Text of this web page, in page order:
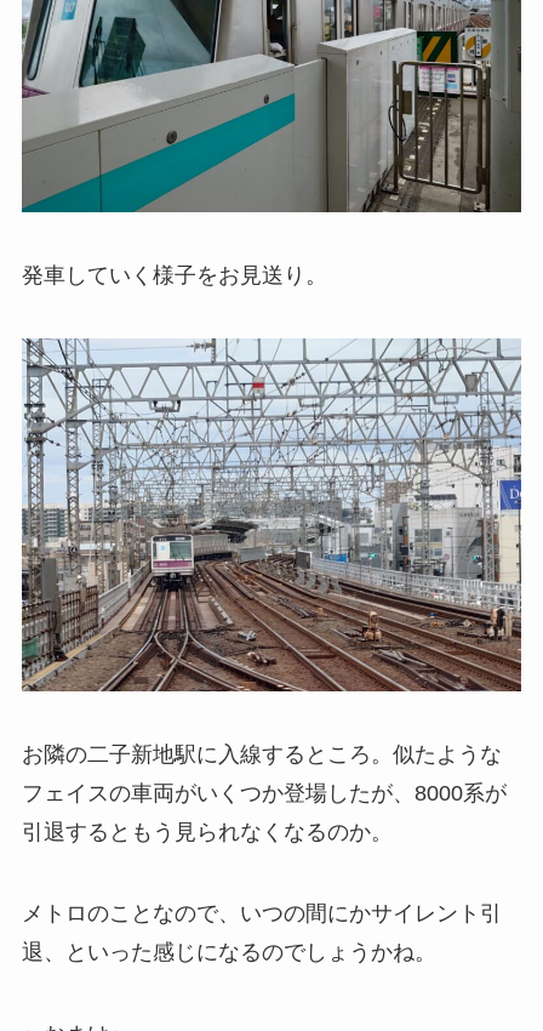
発車していく様子をお見送り。
お隣の二子新地駅に入線するところ。似たような
フェイスの車両がいくつか登場したが、8000系が
引退するともう見られなくなるのか。
メトロのことなので、いつの間にかサイレント引
退、といった感じになるのでしょうかね。